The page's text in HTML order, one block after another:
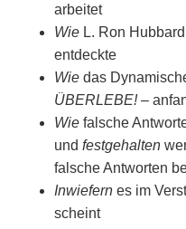
arbeitet
Wie L. Ron
entdeckte
Wie das
ÜBERLEBE!–
Wie falsche
und festgehalten
falsche Antworten
Inwiefern es im
scheint